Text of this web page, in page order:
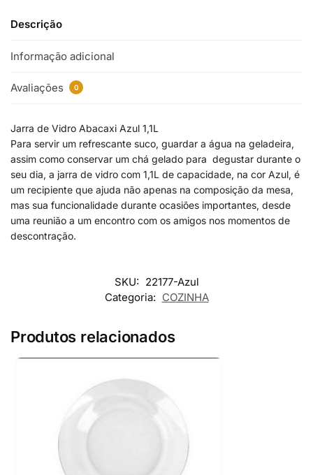
Descrição
Informação adicional
Avaliações 0
Jarra de Vidro Abacaxi Azul 1,1L
Para servir um refrescante suco, guardar a água na geladeira,
assim como conservar um chá gelado para degustar durante o
seu dia, a jarra de vidro com 1,1L de capacidade, na cor Azul, é
um recipiente que ajuda não apenas na composição da mesa,
mas sua funcionalidade durante ocasiões importantes, desde
uma reunião a um encontro com os amigos nos momentos de
descontração.
SKU: 22177-Azul
Categoria: COZINHA
Produtos relacionados